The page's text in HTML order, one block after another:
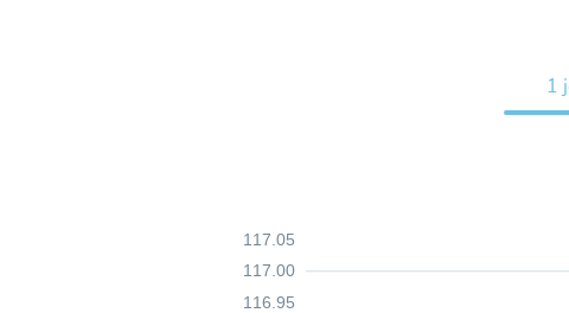
1
116.95
117.00
117.05